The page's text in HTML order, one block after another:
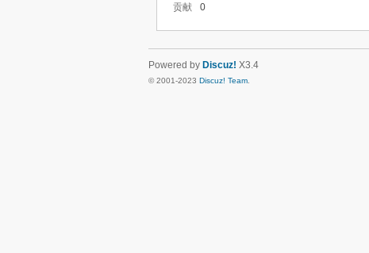
贡献
0
Powered by Discuz! X3.4
© 2001-2023 Discuz! Team